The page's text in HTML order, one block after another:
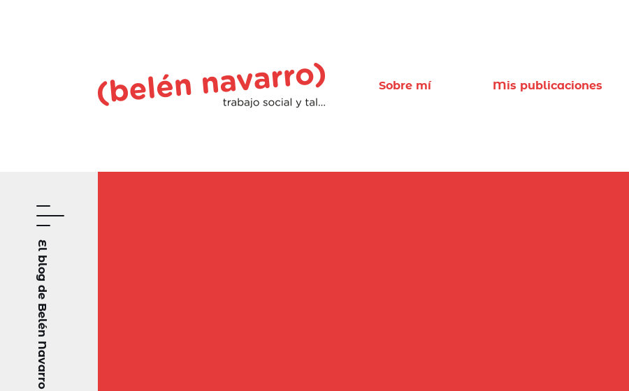
Sobre mí Mis publicaciones
El blog de Belén Navarro